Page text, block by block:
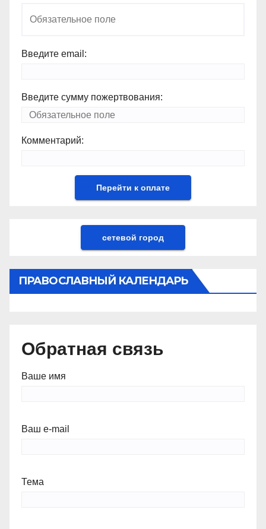
Введите email:
Введите сумму пожертвования:
Комментарий:
сетевой город
ПРАВОСЛАВНЫЙ КАЛЕНДАРЬ
Обратная связь
Ваше имя
Ваш e-mail
Тема